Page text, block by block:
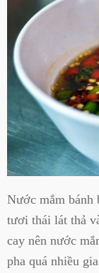
Nước mắm bánh
tươi thái lát thả
cay nên nước
pha quá nhiều